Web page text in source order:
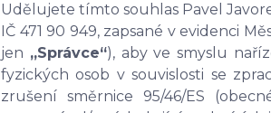
Udělujete tímto souhlas Pavel
IČ 471 90 949, zapsané v evidenci
jen „Správce“), aby ve smyslu
fyzických osob v souvislosti se
zrušení směrnice 95/46/ES